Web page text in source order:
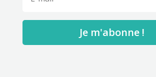
Je m'abonne !